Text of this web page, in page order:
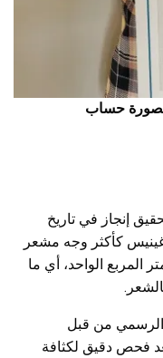
حساب
إنجاز في تاريخ
غينيس كأكثر وجه مشعر
السنتيمتر المربع الواحد، أي ما
الرسمي من قبل
فحص دقيق لكثافة